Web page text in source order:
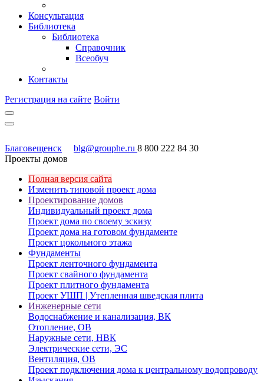
Консультация
Библиотека
Библиотека
Справочник
Всеобуч
Контакты
Регистрация на сайте Войти
Благовещенск blg@grouphe.ru 8 800 222 84 30
Проекты домов
Полная версия сайта
Изменить типовой проект дома
Проектирование домов
Индивидуальный проект дома
Проект дома по своему эскизу
Проект дома на готовом фундаменте
Проект цокольного этажа
Фундаменты
Проект ленточного фундамента
Проект свайного фундамента
Проект плитного фундамента
Проект УШП | Утепленная шведская плита
Инженерные сети
Водоснабжение и канализация, ВК
Отопление, ОВ
Наружные сети, НВК
Электрические сети, ЭС
Вентиляция, ОВ
Проект подключения дома к центральному водопроводу